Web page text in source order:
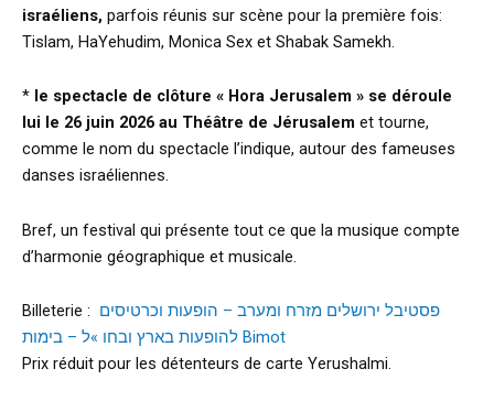
israéliens, parfois réunis sur scène pour la première fois:
Tislam, HaYehudim, Monica Sex et Shabak Samekh.
* le spectacle de clôture « Hora Jerusalem » se déroule
lui le 26 juin 2026 au Théâtre de Jérusalem et tourne,
comme le nom du spectacle l’indique, autour des fameuses
danses israéliennes.
Bref, un festival qui présente tout ce que la musique compte
d’harmonie géographique et musicale.
Billeterie : פסטיבל ירושלים מזרח ומערב – הופעות וכרטיסים
להופעות בארץ ובחו »ל – בימות Bimot
Prix réduit pour les détenteurs de carte Yerushalmi.